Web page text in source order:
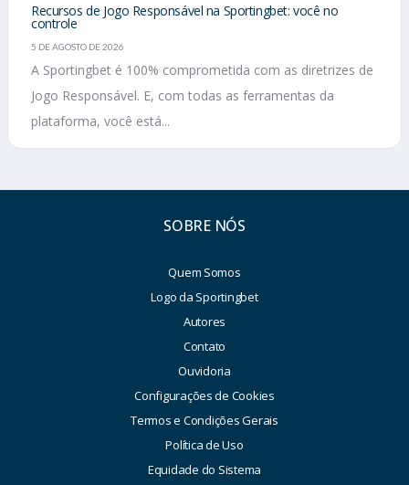
Recursos de Jogo Responsável na Sportingbet: você no
controle
5 DE AGOSTO DE 2026
A Sportingbet é 100% comprometida com as diretrizes de
Jogo Responsável. E, com todas as ferramentas da
plataforma, você está...
SOBRE NÓS
Quem Somos
Logo da Sportingbet
Autores
Contato
Ouvidoria
Configurações de Cookies
Termos e Condições Gerais
Política de Uso
Equidade do Sistema